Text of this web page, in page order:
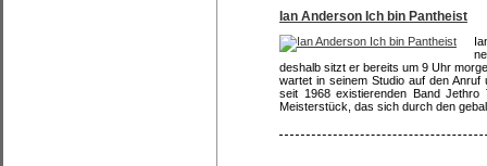
Ian Anderson Ich bin Pantheist
deshalb sitzt er bereits um 9 Uhr
wartet in seinem Studio auf den
seit 1968 existierenden Band Jethro
Meisterstück, das sich durch den